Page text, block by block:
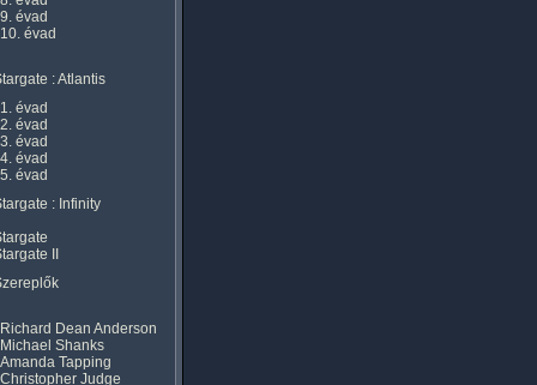
9. évad
10. évad
: Atlantis
1. évad
2. évad
3. évad
4. évad
5. évad
: Infinity
II
Richard Dean Anderson
Michael Shanks
Amanda Tapping
Christopher Judge